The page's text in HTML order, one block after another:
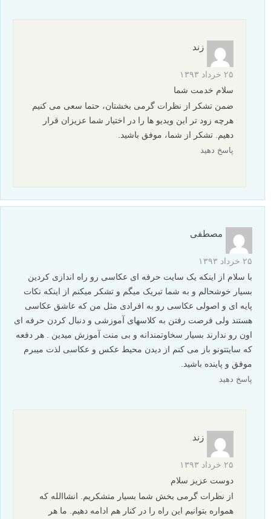
زند
۲۵ خرداد ۱۳۹۳
سلام خدمت شما
ضمن تشکر از نظرات گرمی بخشتان، حتما سعی می کنیم
هرچه زود تر این ویدیو ها را در اختیار شما عزیزان قرار
دهیم. تشکر از شما، موفق باشید.
پاسخ دهید
مصطفی
۲۵ خرداد ۱۳۹۳
با سلام از اینکه یک سایت حرفه ای عکاسی رو راه اندازی کردین
بسیار خوشحالم و به شما تبریک میگم و تشکر میکنم از اینکه نکات
پایه ای و اصولی عکاسی رو به افرادی مثل من که عاشق عکاسی
هستند ولی فرصت رفتن به کلاسهای آموزشی و دنبال کردن حرفه ای
اون رو ندارند بسیار سخاوتمندانه و بی منت آموزش میدین . هر دفعه
که سایتتونو باز می کنم از دیدن محیط عکس و عکاسی لذت میبرم
موفق و پاینده باشید.
پاسخ دهید
زند
۲۵ خرداد ۱۳۹۳
دوست عزیز سلام
از نظرات گرمی بخش شما بسیار متشکریم. انشاالله که
همواره بتوانیم این راه را در کنار هم ادامه دهیم. ما هر